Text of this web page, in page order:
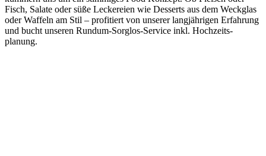
Fisch, Salate oder süße Lecke­reien wie Desserts aus dem Weckglas
oder Waffeln am Stil – profi­tiert von unserer lang­jährigen Erfahrung
und bucht unseren Rundum-Sorglos-Service inkl. Hoch­zeits­
planung.